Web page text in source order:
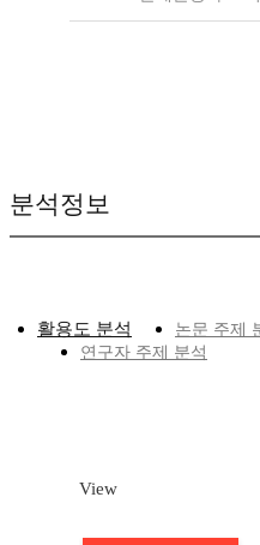
분석정보
활용도 분석
논문 주제
연구자 주제 분석
View